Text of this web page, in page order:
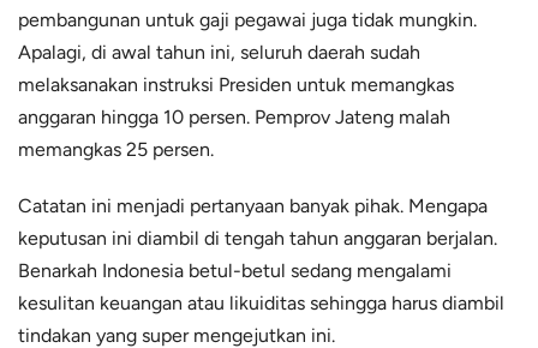
pembangunan untuk gaji pegawai juga tidak mungkin.
Apalagi, di awal tahun ini, seluruh daerah sudah
melaksanakan instruksi Presiden untuk memangkas
anggaran hingga 10 persen. Pemprov Jateng malah
memangkas 25 persen.
Catatan ini menjadi pertanyaan banyak pihak. Mengapa
keputusan ini diambil di tengah tahun anggaran berjalan.
Benarkah Indonesia betul-betul sedang mengalami
kesulitan keuangan atau likuiditas sehingga harus diambil
tindakan yang super mengejutkan ini.